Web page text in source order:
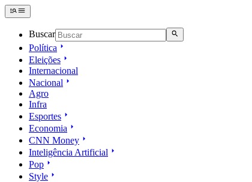
Buscar
Política
Eleições
Internacional
Nacional
Agro
Infra
Esportes
Economia
CNN Money
Inteligência Artificial
Pop
Style